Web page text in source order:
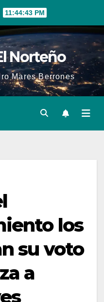
11:44:44 PM
Norteño
Mares Berrones
los
su voto
a